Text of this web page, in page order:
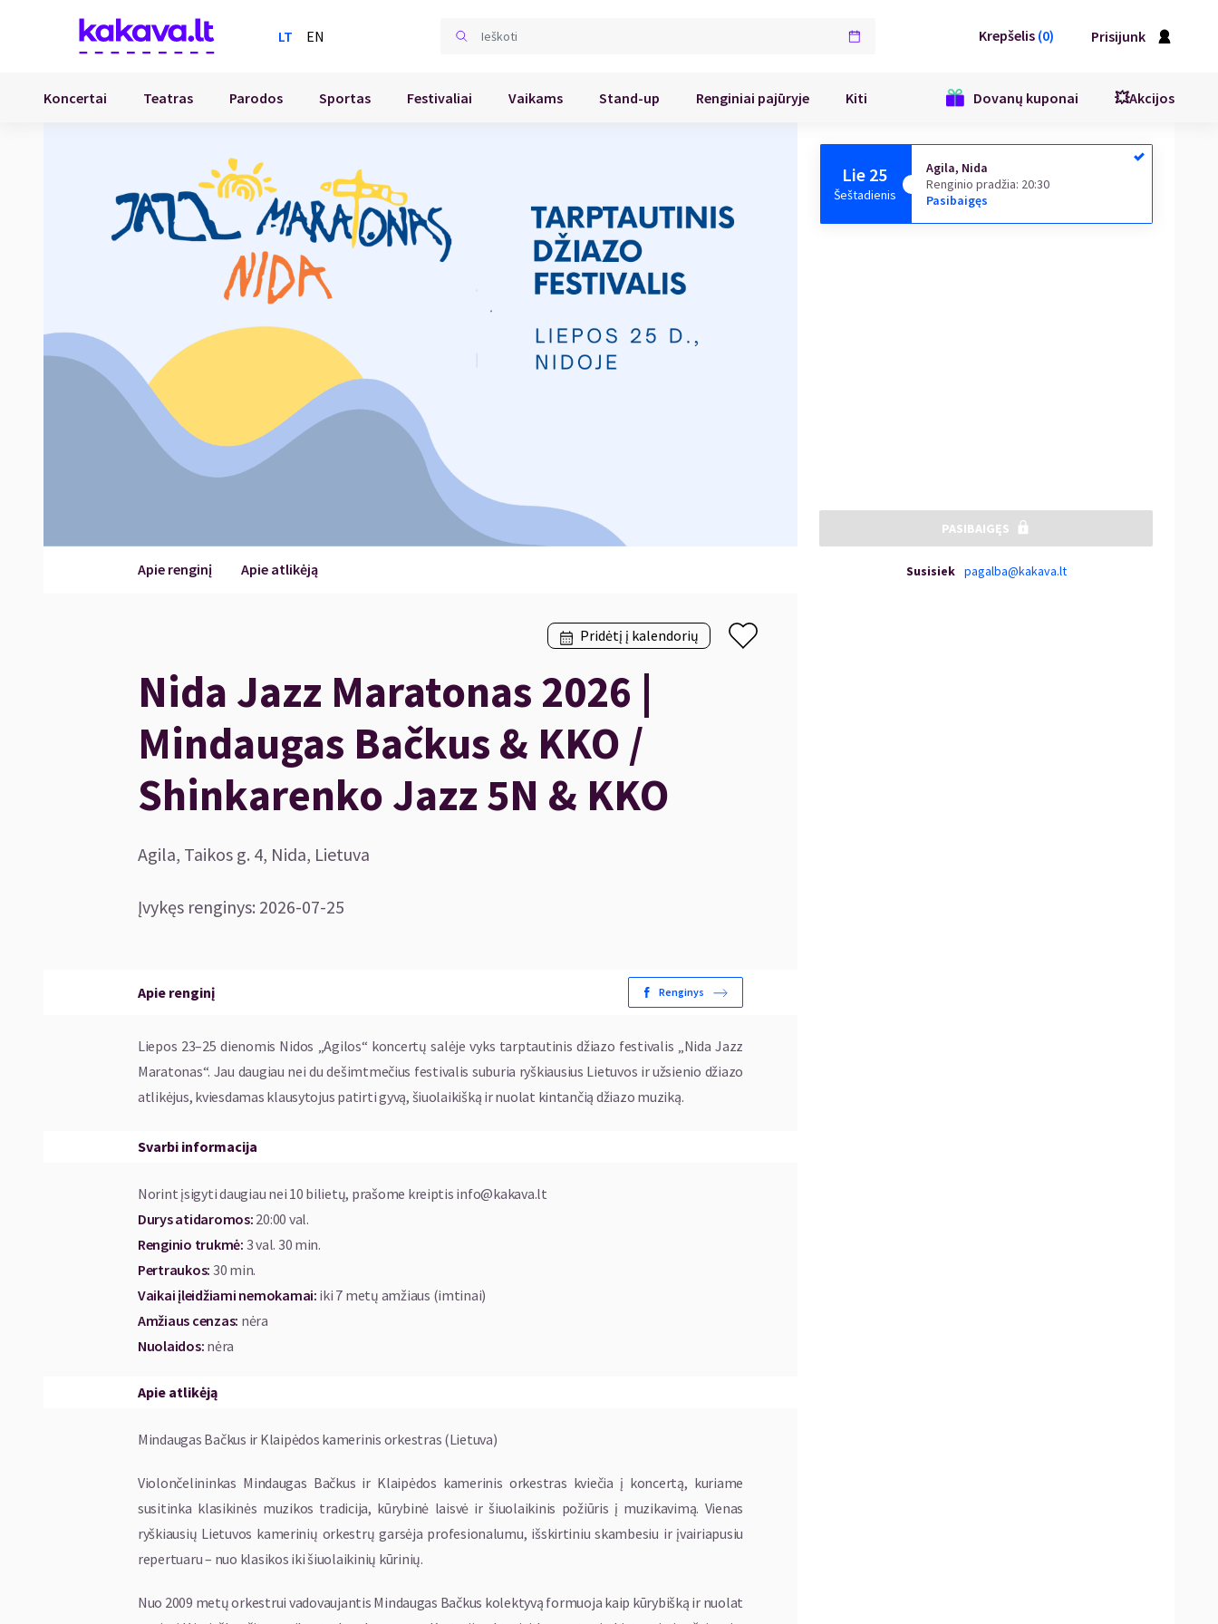
LT EN Krepšelis (0) Prisijunk
Koncertai Teatras Parodos Sportas Festivaliai Vaikams Stand-up Renginiai pajūryje Kiti Dovanų kuponai 💥Akcijos
Apie renginį Apie atlikėją
Pridėtį į kalendorių
Nida Jazz Maratonas 2026 |
Mindaugas Bačkus & KKO /
Shinkarenko Jazz 5N & KKO
Agila, Taikos g. 4, Nida, Lietuva
Įvykęs renginys: 2026-07-25
Apie renginį Renginys
Liepos 23–25 dienomis Nidos „Agilos“ koncertų salėje vyks tarptautinis džiazo festivalis „Nida Jazz
Maratonas“. Jau daugiau nei du dešimtmečius festivalis suburia ryškiausius Lietuvos ir užsienio džiazo
atlikėjus, kviesdamas klausytojus patirti gyvą, šiuolaikišką ir nuolat kintančią džiazo muziką.
Svarbi informacija
Norint įsigyti daugiau nei 10 bilietų, prašome kreiptis info@kakava.lt
Durys atidaromos: 20:00 val.
Renginio trukmė: 3 val. 30 min.
Pertraukos: 30 min.
Vaikai įleidžiami nemokamai: iki 7 metų amžiaus (imtinai)
Amžiaus cenzas: nėra
Nuolaidos: nėra
Apie atlikėją
Mindaugas Bačkus ir Klaipėdos kamerinis orkestras (Lietuva)
Violončelininkas Mindaugas Bačkus ir Klaipėdos kamerinis orkestras kviečia į koncertą, kuriame
susitinka klasikinės muzikos tradicija, kūrybinė laisvė ir šiuolaikinis požiūris į muzikavimą. Vienas
ryškiausių Lietuvos kamerinių orkestrų garsėja profesionalumu, išskirtiniu skambesiu ir įvairiapusiu
repertuaru – nuo klasikos iki šiuolaikinių kūrinių.
Nuo 2009 metų orkestrui vadovaujantis Mindaugas Bačkus kolektyvą formuoja kaip kūrybišką ir nuolat
Lie 25
Šeštadienis
Agila, Nida
Renginio pradžia: 20:30
Pasibaigęs
PASIBAIGĘS
Susisiek pagalba@kakava.lt